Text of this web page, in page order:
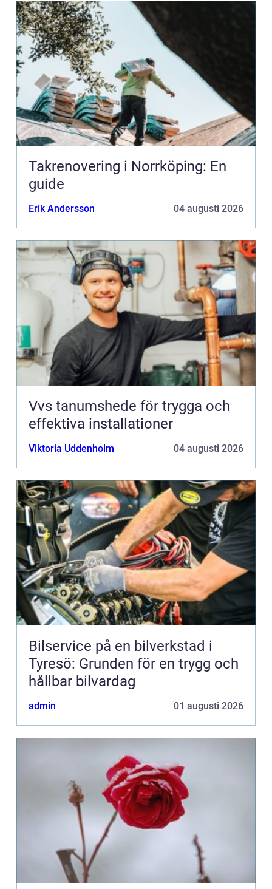
Takrenovering i Norrköping: En
guide
Erik Andersson 04 augusti 2026
Vvs tanumshede för trygga och
effektiva installationer
Viktoria Uddenholm 04 augusti 2026
Bilservice på en bilverkstad i
Tyresö: Grunden för en trygg och
hållbar bilvardag
admin 01 augusti 2026